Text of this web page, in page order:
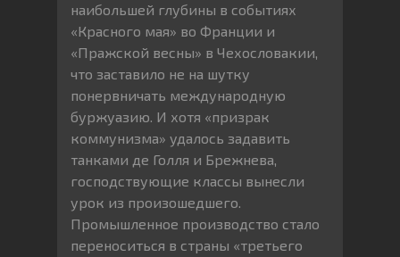
наибольшей глубины в событиях
«Красного мая» во Франции и
«Пражской весны» в Чехословакии,
что заставило не на шутку
понервничать международную
буржуазию. И хотя «призрак
коммунизма» удалось задавить
танками де Голля и Брежнева,
господствующие классы вынесли
урок из произошедшего.
Промышленное производство стало
переноситься в страны «третьего